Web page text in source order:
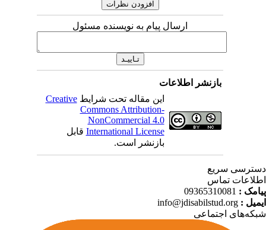
ارسال پیام به نویسنده مسئول
بازنشر اطلاعات
این مقاله تحت شرایطCreative
Commons Attribution-
NonCommercial 4.0
International Licenseقابل
بازنشر است.
سریع
تماس
:
09365310081
:
info@jdisabilstud.org
اجتماعی